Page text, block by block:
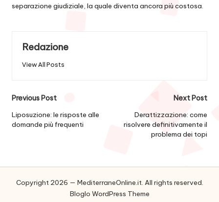
separazione giudiziale, la quale diventa ancora più costosa.
Redazione
View All Posts
Post
navigation
Previous Post
Liposuzione: le risposte alle
domande più frequenti
Next Post
Derattizzazione: come
risolvere definitivamente il
problema dei topi
Copyright 2026 — MediterraneOnline.it. All rights reserved.
Bloglo WordPress Theme